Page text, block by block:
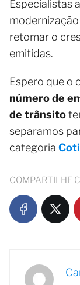
Especialistas
retomar o
emitidas.
Espero que o
número de
de trânsito
separamos
categoria
COMPARTILHE